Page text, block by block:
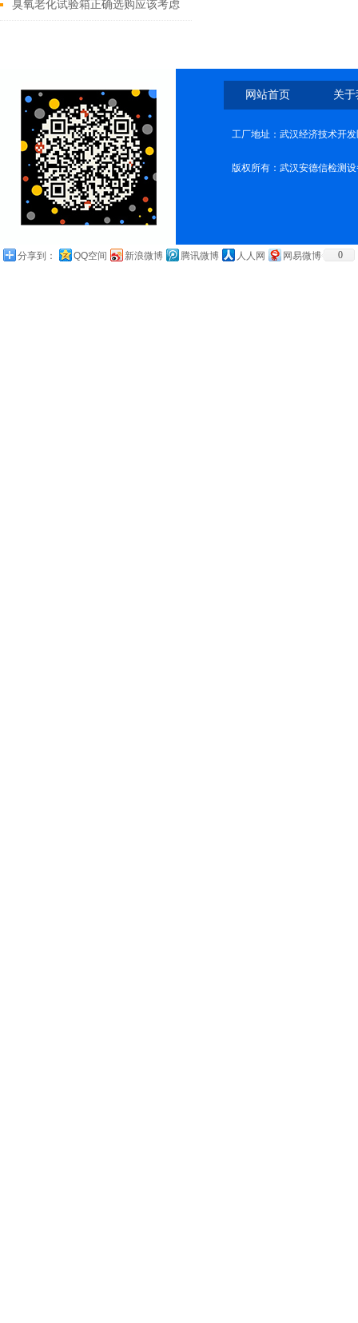
能考核的介绍
臭氧老化试验箱正确选购应该考虑
网站首页 关
工厂地址：武汉经济技术开
版权所有：武汉安德信检测
分享到： QQ空间 新浪微博 腾讯微博 人人网 网易微博 0